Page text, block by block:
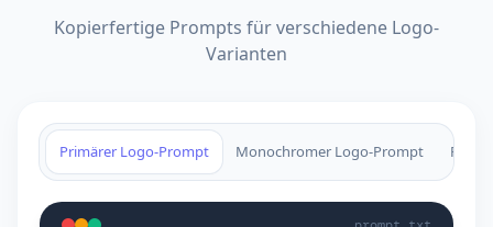
Kopierfertige Prompts für verschiedene Logo-
Varianten
Primärer Logo-Prompt Monochromer Logo-Prompt